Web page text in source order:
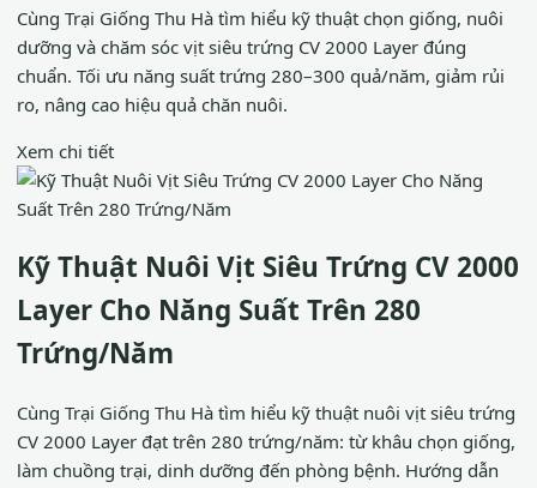
Cùng Trại Giống Thu Hà tìm hiểu kỹ thuật chọn giống, nuôi
dưỡng và chăm sóc vịt siêu trứng CV 2000 Layer đúng
chuẩn. Tối ưu năng suất trứng 280–300 quả/năm, giảm rủi
ro, nâng cao hiệu quả chăn nuôi.
Xem chi tiết
Kỹ Thuật Nuôi Vịt Siêu Trứng CV 2000
Layer Cho Năng Suất Trên 280
Trứng/Năm
Cùng Trại Giống Thu Hà tìm hiểu kỹ thuật nuôi vịt siêu trứng
CV 2000 Layer đạt trên 280 trứng/năm: từ khâu chọn giống,
làm chuồng trại, dinh dưỡng đến phòng bệnh. Hướng dẫn